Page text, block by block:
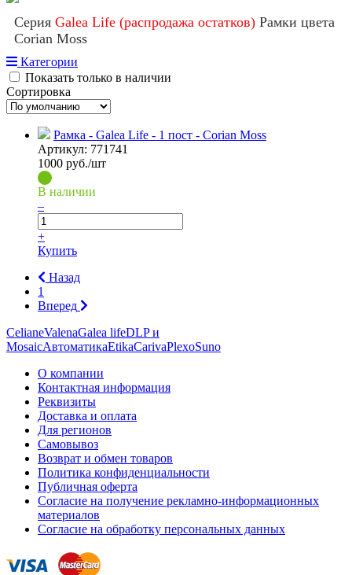
Серия Galea Life (распродажа остатков) Рамки цвета
Corian Moss
Категории
Показать только в наличии
Сортировка
Рамка - Galea Life - 1 пост - Corian Moss
Артикул: 771741
1000 руб./шт
В наличии
–
+
Купить
Назад
1
Вперед
CelianeValenaGalea lifeDLP и
MosaicАвтоматикаEtikaCarivaPlexoSuno
О компании
Контактная информация
Реквизиты
Доставка и оплата
Для регионов
Самовывоз
Возврат и обмен товаров
Политика конфиденциальности
Публичная оферта
Согласие на получение рекламно-информационных
материалов
Согласие на обработку персональных данных